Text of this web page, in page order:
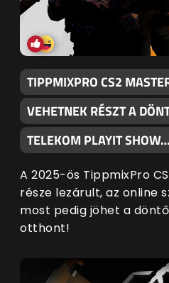
TIPPMIXPRO CS2
VEHETNEK RÉSZT A
TELEKOM PLAYIT SHOW…
A 2025-ös TippmixPro
része lezárult, az online
most pedig jöhet a
otthont!